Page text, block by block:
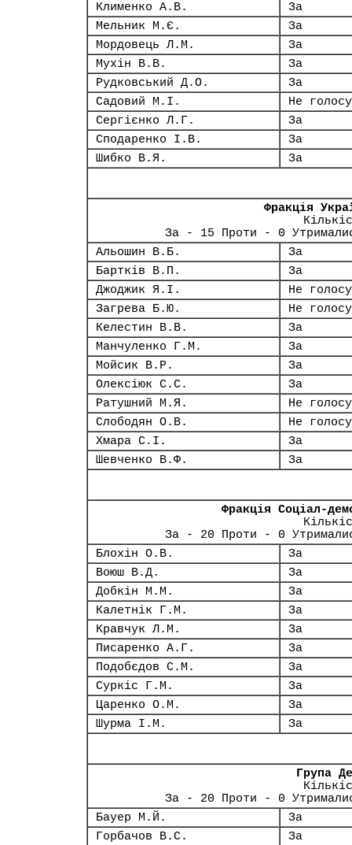
Клименко А.В.
За
Мельник М.Є.
За
Мордовець Л.М.
За
Мухін В.В.
За
Рудковський Д.О.
За
Садовий М.І.
Не
Сергієнко Л.Г.
За
Сподаренко І.В.
За
Шибко В.Я.
За
Фракція
За - 15 Проти - 0
Альошин В.Б.
За
Бартків В.П.
За
Джоджик Я.І.
Не
Загрева Б.Ю.
Не
Келестин В.В.
За
Манчуленко Г.М.
За
Мойсик В.Р.
За
Олексіюк С.С.
За
Ратушний М.Я.
Не
Слободян О.В.
Не
Хмара С.І.
За
Шевченко В.Ф.
За
Фракція Соціал-
За - 20 Проти - 0
Блохін О.В.
За
Воюш В.Д.
За
Добкін М.М.
За
Калетнік Г.М.
За
Кравчук Л.М.
За
Писаренко А.Г.
За
Подобєдов С.М.
За
Суркіс Г.М.
За
Царенко О.М.
За
Шурма І.М.
За
Група
За - 20 Проти - 0
Бауер М.Й.
За
Горбачов В.С.
За